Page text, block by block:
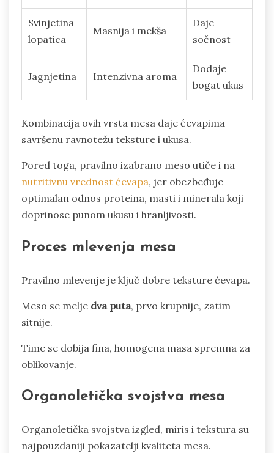
Svinjetina
lopatica
Masnija i mekša
Daje
sočnost
Jagnjetina Intenzivna aroma
Dodaje
bogat ukus
Kombinacija ovih vrsta mesa daje ćevapima
savršenu ravnotežu teksture i ukusa.
Pored toga, pravilno izabrano meso utiče i na
nutritivnu vrednost ćevapa, jer obezbeđuje
optimalan odnos proteina, masti i minerala koji
doprinose punom ukusu i hranljivosti.
Proces mlevenja mesa
Pravilno mlevenje je ključ dobre teksture ćevapa.
Meso se melje dva puta, prvo krupnije, zatim
sitnije.
Time se dobija fina, homogena masa spremna za
oblikovanje.
Organoletička svojstva mesa
Organoletička svojstva izgled, miris i tekstura su
najpouzdaniji pokazatelji kvaliteta mesa.